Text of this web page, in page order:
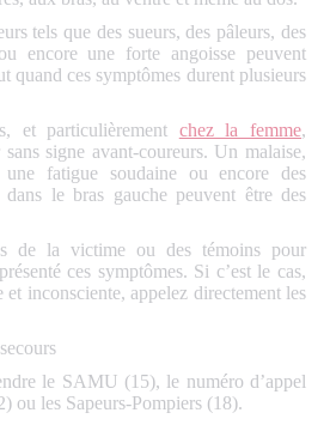
tels que des sueurs, des pâleurs, des
encore une forte angoisse peuvent
quand ces symptômes durent plusieurs
et particulièrement chez la femme,
signe avant-coureurs. Un malaise,
fatigue soudaine ou encore des
dans le bras gauche peuvent être des
de la victime ou des témoins pour
ces symptômes. Si c’est le cas,
inconsciente, appelez directement les
le SAMU (15), le numéro d’appel
ou les Sapeurs-Pompiers (18).